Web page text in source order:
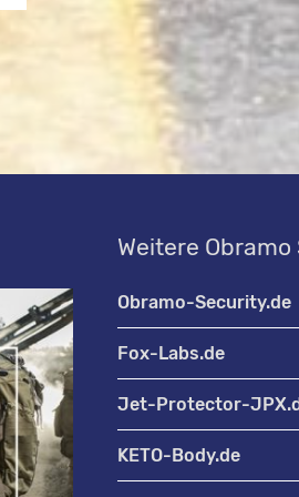
h
Weitere Obramo
Obramo-Security.de
Fox-Labs.de
Jet-Protector-
KETO-Body.de